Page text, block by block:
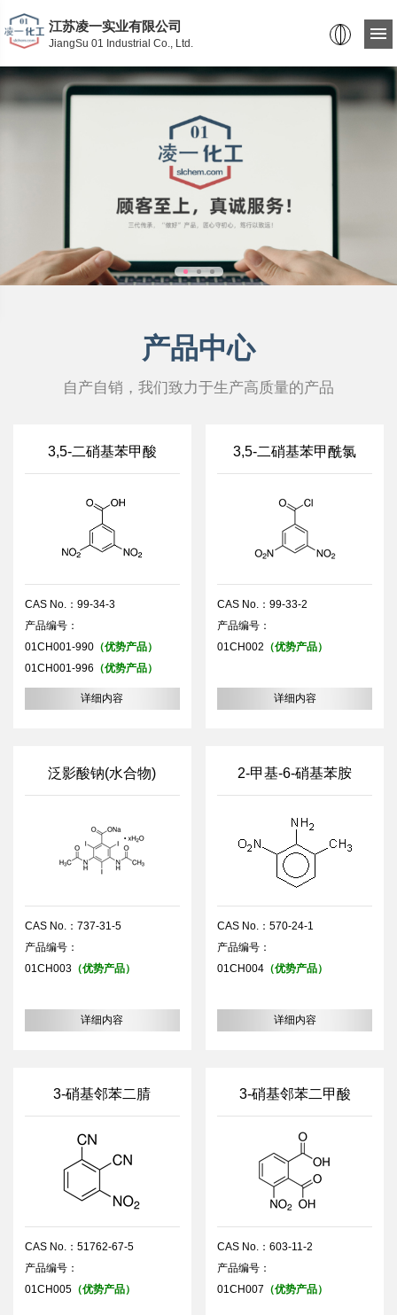
江苏凌一实业有限公司
JiangSu 01 Industrial Co., Ltd.
产品中心
自产自销，我们致力于生产高质量的产品
3,5-二硝基苯甲酸
CAS No.：99-34-3
产品编号：
01CH001-990（优势产品）
01CH001-996 （优势产品）
详细内容
3,5-二硝基苯甲酰氯
CAS No.：99-33-2
产品编号：
01CH002 （优势产品）
详细内容
泛影酸钠(水合物)
CAS No.：737-31-5
产品编号：
01CH003（优势产品）
详细内容
2-甲基-6-硝基苯胺
CAS No.：570-24-1
产品编号：
01CH004（优势产品）
详细内容
3-硝基邻苯二腈
CAS No.：51762-67-5
产品编号：
01CH005（优势产品）
3-硝基邻苯二甲酸
CAS No.：603-11-2
产品编号：
01CH007 （优势产品）